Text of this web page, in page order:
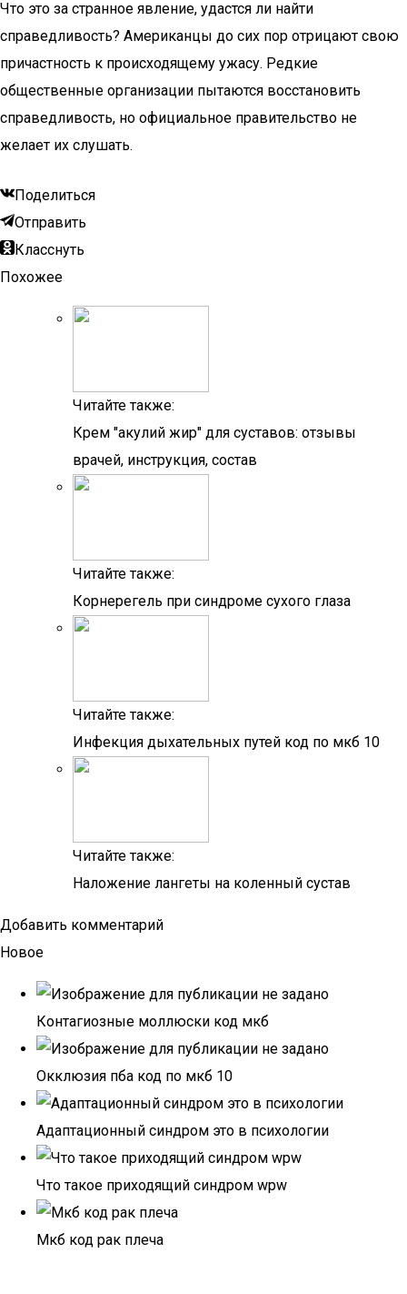
Что это за странное явление, удастся ли найти
справедливость? Американцы до сих пор отрицают свою
причастность к происходящему ужасу. Редкие
общественные организации пытаются восстановить
справедливость, но официальное правительство не
желает их слушать.
Поделиться
Отправить
Класснуть
Похожее
Читайте также:
Крем "акулий жир" для суставов: отзывы
врачей, инструкция, состав
Читайте также:
Корнерегель при синдроме сухого глаза
Читайте также:
Инфекция дыхательных путей код по мкб 10
Читайте также:
Наложение лангеты на коленный сустав
Добавить комментарий
Новое
Контагиозные моллюски код мкб
Окклюзия пба код по мкб 10
Адаптационный синдром это в психологии
Что такое приходящий синдром wpw
Мкб код рак плеча